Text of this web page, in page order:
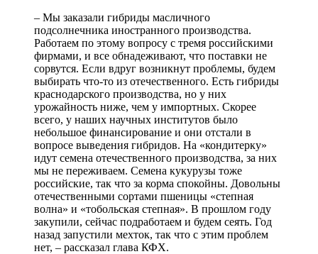
– Мы заказали гибриды масличного
подсолнечника иностранного производства.
Работаем по этому вопросу с тремя российскими
фирмами, и все обнадеживают, что поставки не
сорвутся. Если вдруг возникнут проблемы, будем
выбирать что-то из отечественного. Есть гибриды
краснодарского производства, но у них
урожайность ниже, чем у импортных. Скорее
всего, у наших научных институтов было
небольшое финансирование и они отстали в
вопросе выведения гибридов. На «кондитерку»
идут семена отечественного производства, за них
мы не переживаем. Семена кукурузы тоже
российские, так что за корма спокойны. Довольны
отечественными сортами пшеницы «степная
волна» и «тобольская степная». В прошлом году
закупили, сейчас подработаем и будем сеять. Год
назад запустили мехток, так что с этим проблем
нет, – рассказал глава КФХ.